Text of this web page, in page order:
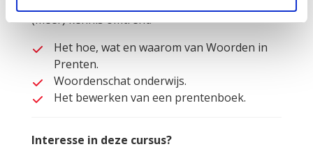
(meer) kennis omtrent:
Het hoe, wat en waarom van Woorden in
Prenten.
Woordenschat onderwijs.
Het bewerken van een prentenboek.
Interesse in deze cursus?